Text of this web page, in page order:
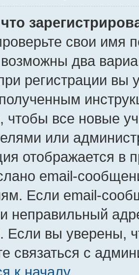
свои имя
два
регистрации вы
чтобы все новые
или
отображается в
email-
Если email-
неправильный
Если вы уверены,
связаться с
к началу